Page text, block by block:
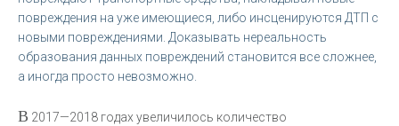
повреждения на уже имеющиеся, либо инсценируются ДТП с
новыми повреждениями. Доказывать нереальность
образования данных повреждений становится все сложнее,
а иногда просто невозможно.
В 2017—2018 годах увеличилось количество